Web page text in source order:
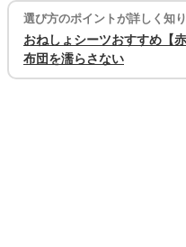
選び方のポイントが詳しく知
おねしょシーツおすすめ【
布団を濡らさない